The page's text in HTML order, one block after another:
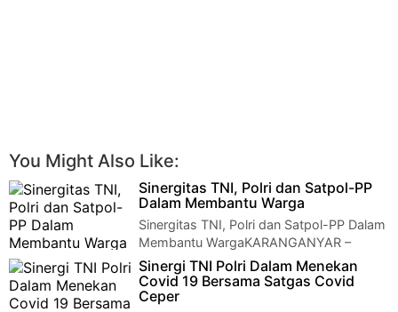
You Might Also Like:
Sinergitas TNI, Polri dan Satpol-PP
Dalam Membantu Warga
Sinergitas TNI, Polri dan Satpol-PP Dalam
Membantu WargaKARANGANYAR –
Babinsa Koramil 14/Jatipuro jajaran Kodim 0727/Kar…
Sinergi TNI Polri Dalam Menekan
Covid 19 Bersama Satgas Covid
Ceper